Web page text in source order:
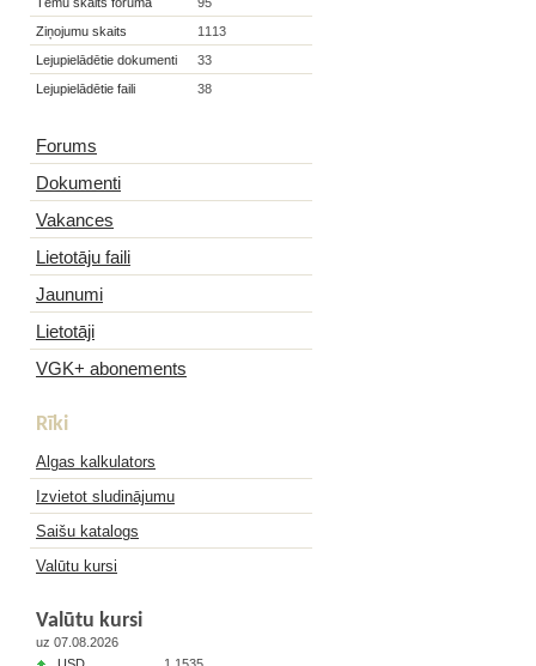
Ziņojumu skaits
1113
Lejupielādētie dokumenti
33
Lejupielādētie faili
38
Forums
Dokumenti
Vakances
Lietotāju faili
Jaunumi
Lietotāji
VGK+ abonements
Rīki
Algas kalkulators
Izvietot sludinājumu
Saišu katalogs
Valūtu kursi
Valūtu kursi
uz 07.08.2026